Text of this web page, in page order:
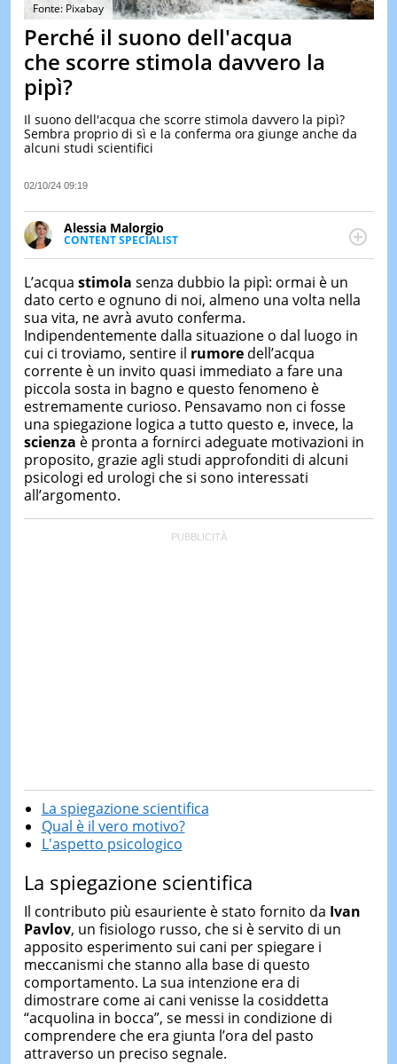
&
TEST
DI
IERI
Fonte: Pixabay
Perché il suono dell'acqua
che scorre stimola davvero la
pipì?
Il suono dell'acqua che scorre stimola davvero la pipì?
Sembra proprio di sì e la conferma ora giunge anche da
alcuni studi scientifici
02/10/24 09:19
Alessia Malorgio
CONTENT SPECIALIST
Ha conseguito un Master in Marketing Management
occupa della creazione di contenuti in ottica SEO e
dello sviluppo di strategie marketing attraverso
canali digitali.
L’acqua stimola senza dubbio la pipì: ormai è un
dato certo e ognuno di noi, almeno una volta nella
sua vita, ne avrà avuto conferma.
Indipendentemente dalla situazione o dal luogo in
cui ci troviamo, sentire il rumoredell’acqua
corrente è un invito quasi immediato a fare una
piccola sosta in bagno e questo fenomeno è
estremamente curioso. Pensavamo non ci fosse
una spiegazione logica a tutto questo e, invece, la
scienza è pronta a fornirci adeguate motivazioni in
proposito, grazie agli studi approfonditi di alcuni
psicologi ed urologi che si sono interessati
all’argomento.
La spiegazione scientifica
Qual è il vero motivo?
L'aspetto psicologico
La spiegazione scientifica
Il contributo più esauriente è stato fornito da Ivan
Pavlov, un fisiologo russo, che si è servito di un
apposito esperimento sui cani per spiegare i
meccanismi che stanno alla base di questo
comportamento. La sua intenzione era di
dimostrare come ai cani venisse la cosiddetta
“acquolina in bocca”, se messi in condizione di
comprendere che era giunta l’ora del pasto
attraverso un preciso segnale.